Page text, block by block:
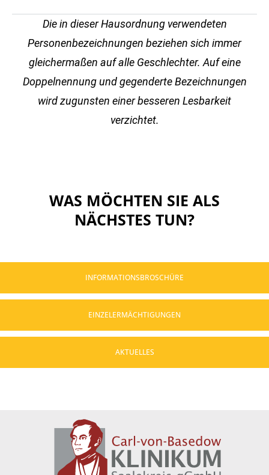
Die in dieser Hausordnung verwendeten
Personenbezeichnungen beziehen sich immer
gleichermaßen auf alle Geschlechter. Auf eine
Doppelnennung und gegenderteBezeichnungen
wird zugunsten einer besseren Lesbarkeit
verzichtet.
WAS MÖCHTEN SIE ALS
NÄCHSTES TUN?
INFORMATIONSBROSCHÜRE
EINZELERMÄCHTIGUNGEN
AKTUELLES